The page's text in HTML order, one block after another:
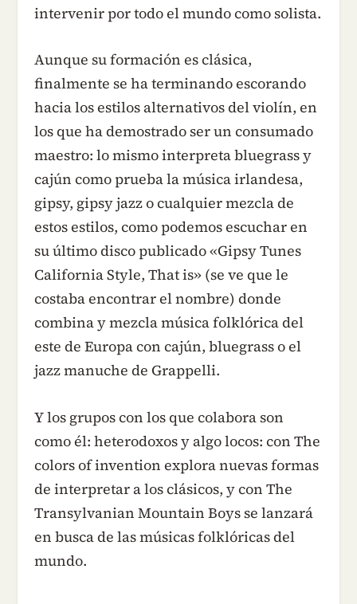
intervenir por todo el mundo como solista.
Aunque su formación es clásica,
finalmente se ha terminando escorando
hacia los estilos alternativos del violín, en
los que ha demostrado ser un consumado
maestro: lo mismo interpreta bluegrass y
cajún como prueba la música irlandesa,
gipsy, gipsy jazz o cualquier mezcla de
estos estilos, como podemos escuchar en
su último disco publicado «Gipsy Tunes
California Style, That is» (se ve que le
costaba encontrar el nombre) donde
combina y mezcla música folklórica del
este de Europa con cajún, bluegrass o el
jazz manuche de Grappelli.
Y los grupos con los que colabora son
como él: heterodoxos y algo locos: con The
colors of invention explora nuevas formas
de interpretar a los clásicos, y con The
Transylvanian Mountain Boys se lanzará
en busca de las músicas folklóricas del
mundo.